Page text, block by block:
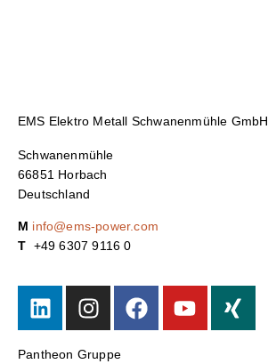
EMS Elektro Metall Schwanenmühle GmbH
Schwanenmühle
66851 Horbach
Deutschland
M info@ems-power.com
T +49 6307 9116 0
Pantheon Gruppe